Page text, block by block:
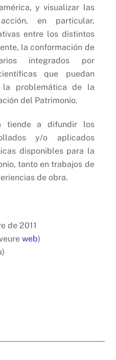
y visualizar las
en particular,
entre los distintos
la conformación de
integrados por
que puedan
la problemática de la
del Patrimonio.
tiende a difundir los
y/o aplicados
disponibles para la
tanto en trabajos de
de obra.
de 2011
web)